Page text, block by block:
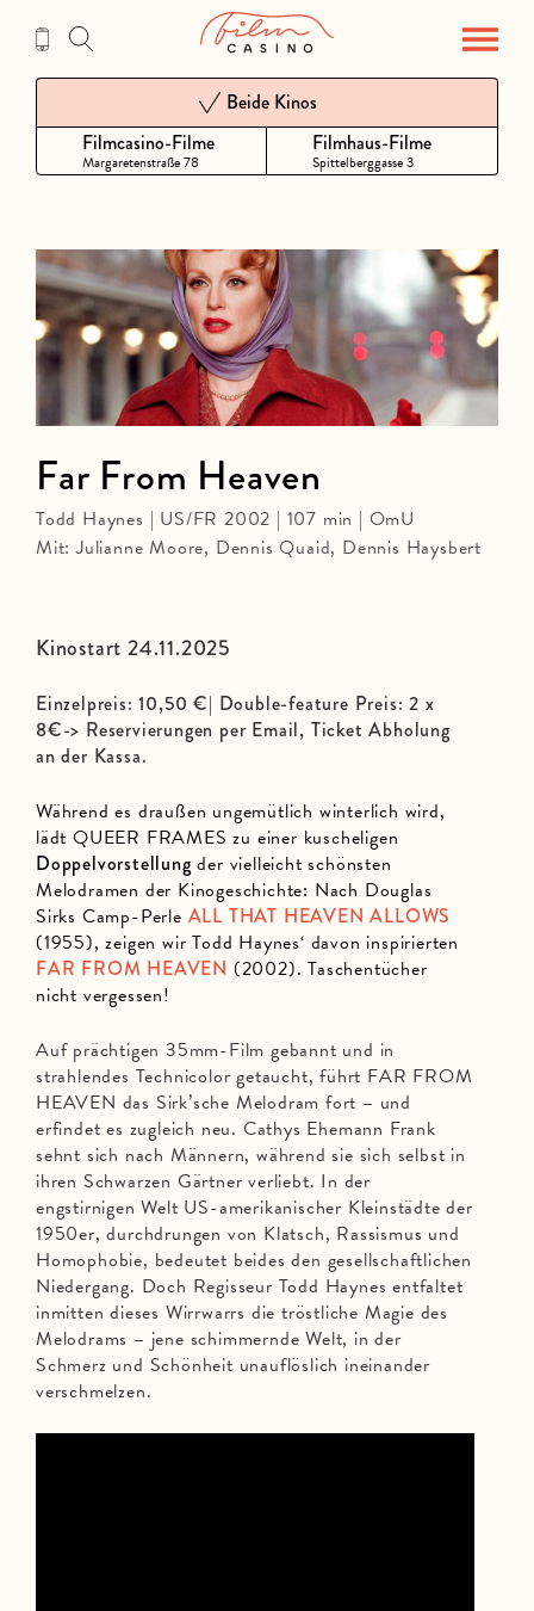
Inhalt
Filmcasino-Filme
Margaretenstraße 78
Beide Kinos
Filmhaus-Filme
Spittelberggasse 3
Kinostart 24.11.2025
Einzelpreis: 10,50 €| Double-feature Preis: 2 x
8€-> Reservierungen per Email, Ticket Abholung
an der Kassa.
Während es draußen ungemütlich winterlich wird,
lädt QUEER FRAMES zu einer kuscheligen
Doppelvorstellung der vielleicht schönsten
Melodramen der Kinogeschichte: Nach Douglas
Sirks Camp-Perle ALL THAT HEAVEN ALLOWS
(1955), zeigen wir Todd Haynes‘ davon inspirierten
FAR FROM HEAVEN (2002). Taschentücher
nicht vergessen!
Auf prächtigen 35mm-Film gebannt und in
strahlendes Technicolor getaucht, führt FAR FROM
HEAVEN das Sirk’sche Melodram fort – und
erfindet es zugleich neu. Cathys Ehemann Frank
sehnt sich nach Männern, während sie sich selbst in
ihren Schwarzen Gärtner verliebt. In der
engstirnigen Welt US-amerikanischer Kleinstädte der
1950er, durchdrungen von Klatsch, Rassismus und
Homophobie, bedeutet beides den gesellschaftlichen
Niedergang. Doch Regisseur Todd Haynes entfaltet
inmitten dieses Wirrwarrs die tröstliche Magie des
Melodrams – jene schimmernde Welt, in der
Schmerz und Schönheit unauflöslich ineinander
verschmelzen.
Far From Heaven
Todd Haynes | US/FR 2002 | 107 min | OmU
Mit: Julianne Moore, Dennis Quaid, Dennis Haysbert